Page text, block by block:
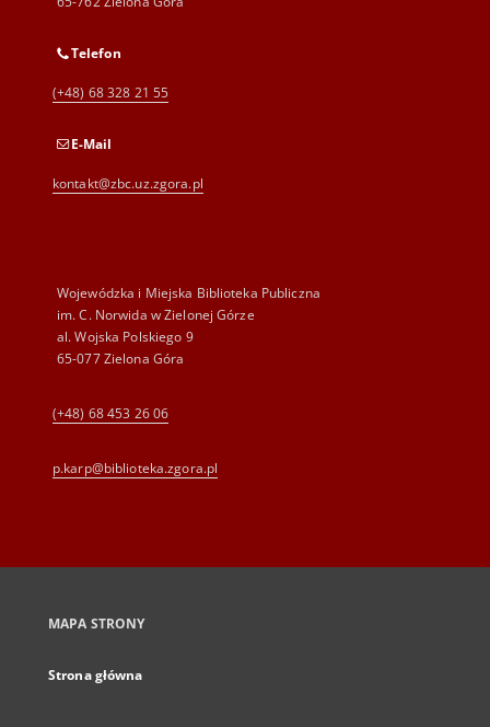
Telefon
(+48) 68 328 21 55
E-Mail
kontakt@zbc.uz.zgora.pl
Wojewódzka i Miejska Biblioteka Publiczna
im. C. Norwida w Zielonej Górze
al. Wojska Polskiego 9
65-077 Zielona Góra
(+48) 68 453 26 06
p.karp@biblioteka.zgora.pl
MAPA STRONY
Strona główna